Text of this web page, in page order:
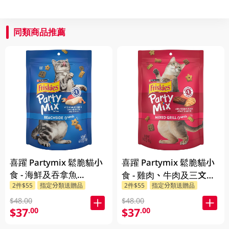
同類商品推薦
喜躍 Partymix 鬆脆貓小
食 - 海鮮及吞拿魚
170GM
2件$55 指定分類送贈品
$48.00
$37.00
喜躍 Partymix 鬆脆貓小
食 - 雞肉、牛肉及三文魚
口味 170GM
2件$55 指定分類送贈品
$48.00
$37.00